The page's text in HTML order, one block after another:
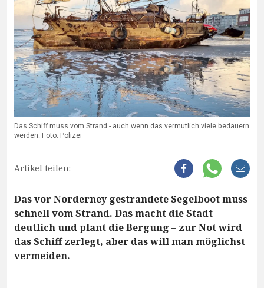
Das Schiff muss vom Strand - auch wenn das vermutlich viele bedauern
werden. Foto: Polizei
Artikel teilen:
Das vor Norderney gestrandete Segelboot muss
schnell vom Strand. Das macht die Stadt
deutlich und plant die Bergung – zur Not wird
das Schiff zerlegt, aber das will man möglichst
vermeiden.